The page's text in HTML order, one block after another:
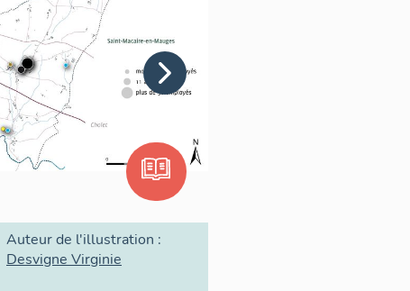
Auteur de l'illustration :
Desvigne Virginie